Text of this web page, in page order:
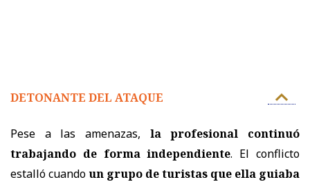
DETONANTE DEL ATAQUE
Pese a las amenazas, la profesional continuó
trabajando de forma independiente. El conflicto
estalló cuandoun grupo de turistas que ella guiaba